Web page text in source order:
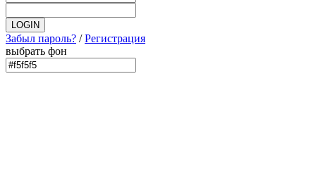
Забыл пароль? /Регистрация
выбрать фон